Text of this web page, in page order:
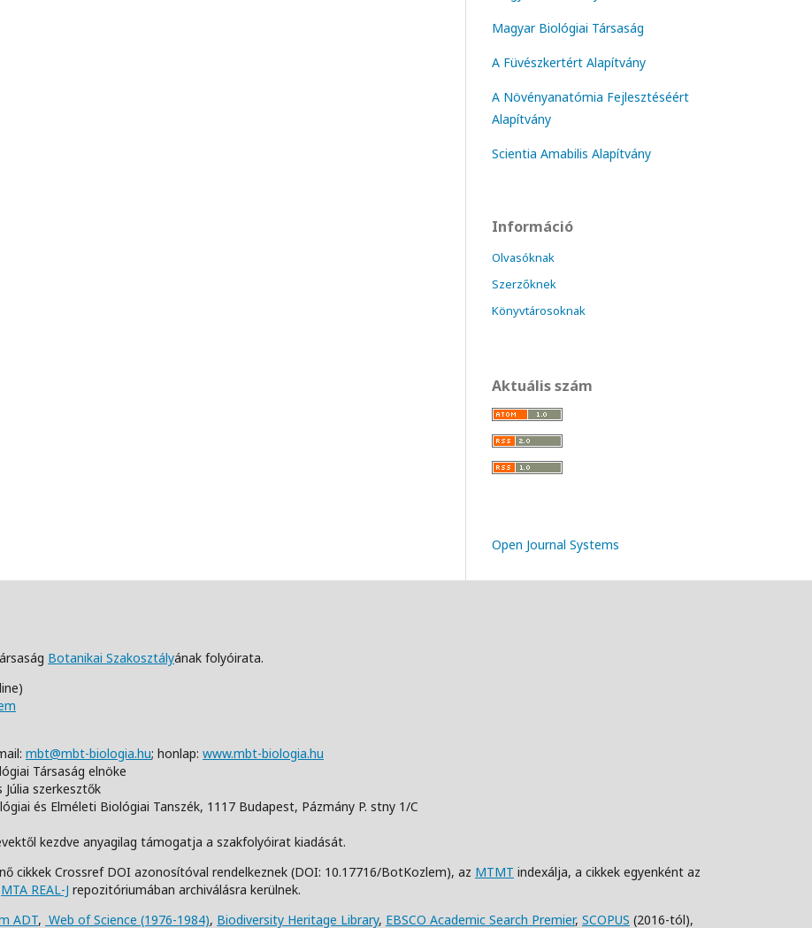
Magyar Biológiai Társaság
A Füvészkertért Alapítvány
A Növényanatómia Fejlesztéséért
Alapítvány
Scientia Amabilis Alapítvány
Információ
Olvasóknak
Szerzőknek
Könyvtárosoknak
Aktuális szám
Open Journal Systems
Botanikai Szakosztályának folyóirata.
mbt@mbt-biologia.hu; honlap: www.mbt-biologia.hu
Társaság elnöke
szerkesztők
és Elméleti Biológiai Tanszék, 1117 Budapest, Pázmány P. stny 1/C
kezdve anyagilag támogatja a szakfolyóirat kiadását.
cikkek Crossref DOI azonosítóval rendelkeznek (DOI: 10.17716/BotKozlem), az MTMT indexálja, a cikkek egyenként az
MTA REAL-J repozitóriumában archiválásra kerülnek.
ADT, Web of Science (1976-1984), Biodiversity Heritage Library, EBSCO Academic Search Premier, SCOPUS (2016-tól),